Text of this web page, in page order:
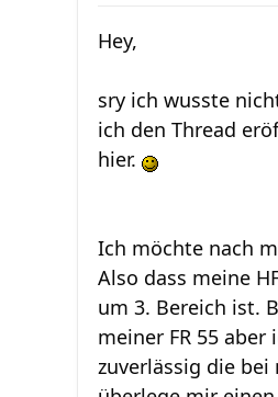
Hey,
sry ich wusste
ich den Thread
hier.
Ich möchte nach
Also dass meine
um 3. Bereich ist.
meiner FR 55
zuverlässig die